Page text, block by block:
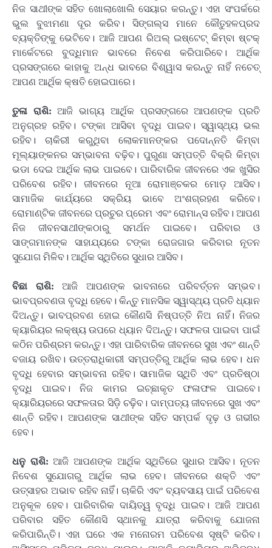
ନିଜ ସାଥୀଙ୍କ ସହିତ ଖୋଲାଖୋଲି ସେୟାର କରନ୍ତୁ। ଏହା ସଂପର୍କରେ
ଭୁଲ ବୁଝାମଣା ଦୂର କରିବ। ସିଙ୍ଗଲ୍ସ ମାନେ କୌତୁହଳପ୍ରଦ
ବ୍ୟକ୍ତିଙ୍କୁ ଭେଟିବେ। ଆଜି ଆପଣ ରିଅଲ୍ ଇଷ୍ଟେଟ୍ କିମ୍ବା ଷ୍ଟକ୍
ମାର୍କେଟରେ ବୁଦ୍ଧିମାନ ଭାବରେ ନିବେଶ କରିପାରିବେ। ଆର୍ଥିକ
ପ୍ରସଙ୍ଗରେ କାହାକୁ ଅନ୍ଧ ଭାବରେ ବିଶ୍ୱାସ କରନ୍ତୁ ନାହିଁ ନଚେତ୍
ଆପଣ ଆର୍ଥିକ କ୍ଷତି ହୋଇପାରେ।
ତୁଳା ରାଶି: ଆଜି ଭାଗ୍ୟ ଆର୍ଥିକ ପ୍ରସଙ୍ଗରେ ଆପଣଙ୍କ ପ୍ରତି
ଅନୁଗ୍ରହ ରହିବ। ଟଙ୍କା ଆସିବା ବୃଦ୍ଧି ପାଇବ। ସ୍ୱାସ୍ଥ୍ୟ ଭଲ
ରହିବ। ଚାକିରୀ କରୁଥିବା ଲୋକମାନଙ୍କର ପଦୋନ୍ନତି କିମ୍ବା
ମୂଲ୍ୟାଙ୍କନର ସମ୍ଭାବନା ବଢ଼ିବ। ପୁରୁଣା ସମ୍ପତ୍ତି ବିକ୍ରି କିମ୍ବା
ଭଡା ଦେଇ ଆର୍ଥିକ ଲାଭ ପାଇବେ। ପାରିବାରିକ ଜୀବନରେ ଏକ ଖୁସିର
ପରିବେଶ ରହିବ। ଜୀବନରେ ନୂଆ ରୋମାଞ୍ଚକର ମୋଡ଼ ଆସିବ।
ସାମାଜିକ କାର୍ଯ୍ୟରେ ସକ୍ରିୟ ଭାବେ ଅଂଶଗ୍ରହଣ କରିବେ।
ରୋମାଣ୍ଟିକ ଜୀବନରେ ପ୍ରଚୁର ପ୍ରେମ ଏବଂ ରୋମାନ୍ସ ରହିବ। ଆପଣ
ନିଜ ଜୀବନସାଥୀଙ୍କଠାରୁ ସମର୍ଥନ ପାଇବେ। ପରିବାର ଓ
ସାଙ୍ଗମାନଙ୍କ ସାହାଯ୍ୟରେ ଟଙ୍କା ରୋଜଗାର କରିବାର ନୂତନ
ସୁଯୋଗ ମିଳିବ। ଆର୍ଥିକ ସ୍ଥିତିରେ ସୁଧାର ଆସିବ।
ବିଛା ରାଶି: ଆଜି ଆପଣଙ୍କ ଭାବନାରେ ପରିବର୍ତ୍ତନ ସମ୍ଭବ।
ଭାବପ୍ରବଣତା ବୃଦ୍ଧି ହେବେ। କିନ୍ତୁ ମାନସିକ ସ୍ୱାସ୍ଥ୍ୟ ପ୍ରତି ଧ୍ୟାନ
ଦିଅନ୍ତୁ। ଭାବପ୍ରବଣ ହୋଇ କୌଣସି ନିଷ୍ପତ୍ତି ନିଅ ନାହିଁ। ନିଜର
କ୍ୟାରିୟର ଲକ୍ଷ୍ୟ ଉପରେ ଧ୍ୟାନ ଦିଅନ୍ତୁ। ସଫଳତା ପାଇବା ପାଇଁ
କଠିନ ପରିଶ୍ରମ କରନ୍ତୁ। ଏହା ପାରିବାରିକ ଜୀବନରେ ସୁଖ ଏବଂ ଶାନ୍ତି
ବଜାୟ ରଖିବ। ଉତ୍ତରାଧିକାରୀ ସମ୍ପତ୍ତିରୁ ଆର୍ଥିକ ଲାଭ ହେବ। ଧନ
ବୃଦ୍ଧି ହେବାର ସମ୍ଭାବନା ରହିବ। ସାମାଜିକ ସ୍ଥିତି ଏବଂ ପ୍ରତିଷ୍ଠା
ବୃଦ୍ଧି ପାଇବ। ନିଜ କାମର ଇଚ୍ଛାକୃତ ଫଳାଫଳ ପାଇବେ।
କ୍ୟାରିୟରରେ ସଫଳତାର ସିଡ଼ି ଚଢ଼ିବ। ଦାମ୍ପତ୍ୟ ଜୀବନରେ ସୁଖ ଏବଂ
ଶାନ୍ତି ରହିବ। ଆପଣଙ୍କ ସାଥୀଙ୍କ ସହିତ ସମ୍ପର୍କ ଦୃଢ଼ ଓ ଗଭୀର
ହେବ।
ଧନୁ ରାଶି: ଆଜି ଆପଣଙ୍କ ଆର୍ଥିକ ସ୍ଥିତିରେ ସୁଧାର ଆସିବ। ନୂତନ
ନିବେଶ ସୁଯୋଗରୁ ଆର୍ଥିକ ଲାଭ ହେବ। ଜୀବନରେ ଶକ୍ତି ଏବଂ
ଉତ୍ସାହର ଅଭାବ ରହିବ ନାହିଁ। ଚାକିରି ଏବଂ ବ୍ୟବସାୟ ପାଇଁ ପରିବେଶ
ଅନୁକୂଳ ହେବ। ପାରିବାରିକ ଦାୟିତ୍ୱ ବୃଦ୍ଧି ପାଇବ। ଆଜି ଆପଣ
ପରିବାର ସହିତ କୌଣସି ସ୍ଥାନକୁ ଯାତ୍ରା କରିବାକୁ ଯୋଜନା
କରିପାରିନ୍ତି। ଏହା ଘରେ ଏକ ମନୋରମ ପରିବେଶ ସୃଷ୍ଟି କରିବ।